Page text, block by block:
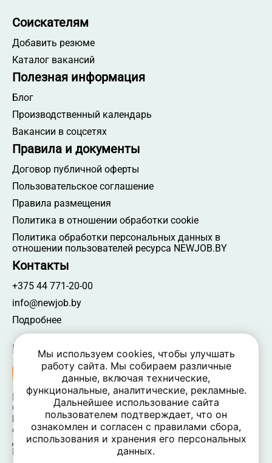
Соискателям
Добавить резюме
Каталог вакансий
Полезная информация
Блог
Производственный календарь
Вакансии в соцсетях
Правила и документы
Договор публичной оферты
Пользовательское соглашение
Правила размещения
Политика в отношении обработки cookie
Политика обработки персональных данных в
отношении пользователей ресурса NEWJOB.BY
Контакты
+375 44 771-20-00
info@newjob.by
Подробнее
Мы в соцсетях
NEWJOB.BY 🐝 2024 - 2026 | Все права защищены
ООО «Атамантия» | УНП 693331617
Беларусь, Минская обл., Минский р-н, Новодворский
c/c,
дом 40/2, оф. 52, р-н д. Большое Стиклево, 223060
Время работы: пн-пт 09:00-17:30, вых. — сб, вс
Мы используем cookies, чтобы улучшать
работу сайта. Мы собираем различные
данные, включая технические,
функциональные, аналитические, рекламные.
Дальнейшее использование сайта
пользователем подтверждает, что он
ознакомлен и согласен с правилами сбора,
использования и хранения его персональных
данных.